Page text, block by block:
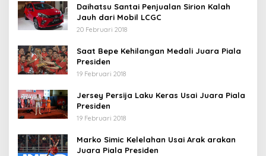
Daihatsu Santai Penjualan Sirion Kalah
Jauh dari Mobil LCGC
20 Februari 2018
Saat Bepe Kehilangan Medali Juara Piala
Presiden
19 Februari 2018
Jersey Persija Laku Keras Usai Juara Piala
Presiden
19 Februari 2018
Marko Simic Kelelahan Usai Arak arakan
Juara Piala Presiden